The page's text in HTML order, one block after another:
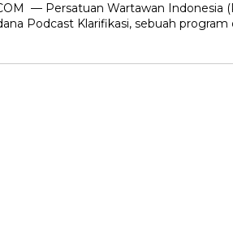
— Persatuan Wartawan Indonesia
Podcast Klarifikasi, sebuah